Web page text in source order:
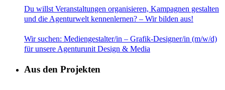
Du willst Veranstaltungen organisieren, Kampagnen gestalten
und die Agenturwelt kennenlernen? – Wir bilden aus!
Wir suchen: Mediengestalter/in – Grafik-Designer/in (m/w/d)
für unsere Agenturunit Design & Media
Aus den Projekten